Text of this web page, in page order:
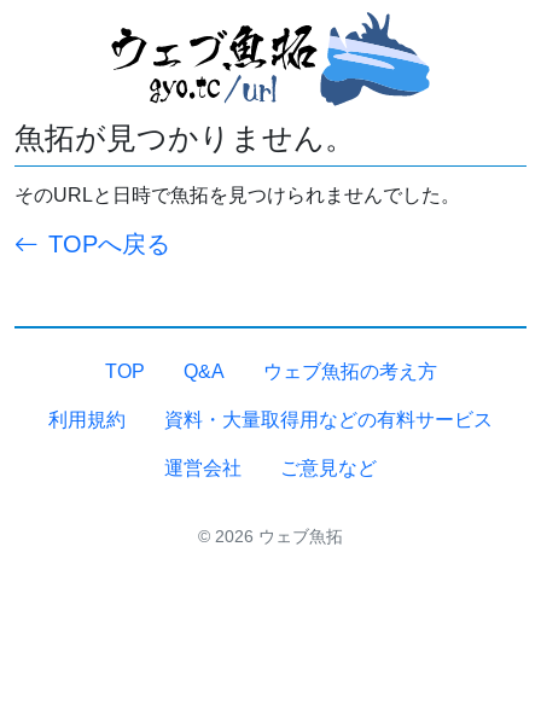
魚拓が見つかりません。
そのURLと日時で魚拓を見つけられませんでした。
TOPへ戻る
TOP Q&A ウェブ魚拓の考え方
利用規約 資料・大量取得用などの有料サービス
運営会社 ご意見など
© 2026 ウェブ魚拓